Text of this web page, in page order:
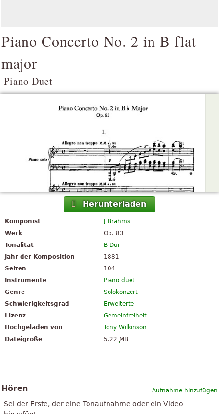
Piano Concerto No. 2 in B flat
major
Piano Duet
Herunterladen
Komponist
J Brahms
Werk
Op. 83
Tonalität
B-Dur
Jahr der Komposition
1881
Seiten
104
Instrumente
Piano duet
Genre
Solokonzert
Schwierigkeitsgrad
Erweiterte
Lizenz
Gemeinfreiheit
Hochgeladen von
Tony Wilkinson
Dateigröße
5.22 MB
Aufnahme hinzufügen
Hören
Sei der Erste, der eine Tonaufnahme oder ein Video